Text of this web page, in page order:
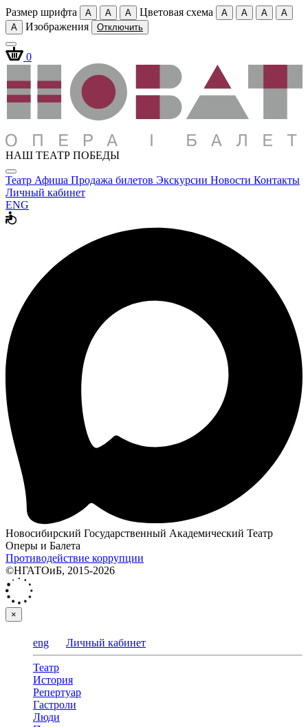
Размер шрифта A A A Цветовая схема A A A
A
A
Изображения Отключить
0
НАШ ТЕАТР ПОБЕДЫ
Театр Афиша Продажа билетов Экскурсии Новости Контакты
Личный кабинет
ENG
Новосибирский Государственный Академический Театр
Оперы и Балета
Противодействие коррупции
©НГАТОиБ, 2015-2026
×
eng Личный кабинет
Театр
История
Репертуар
Гастроли
Люди